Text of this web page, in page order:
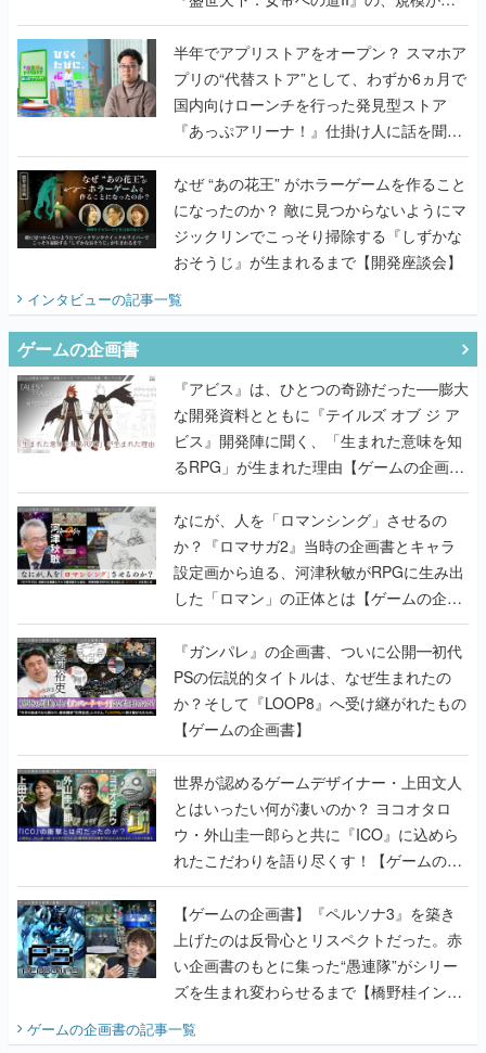
うこだわりをプロデューサーに聞いた
半年でアプリストアをオープン？ スマホア
プリの“代替ストア”として、わずか6ヵ月で
国内向けローンチを行った発見型ストア
『あっぷアリーナ！』仕掛け人に話を聞い
てみた
なぜ “あの花王” がホラーゲームを作ること
になったのか？ 敵に見つからないようにマ
ジックリンでこっそり掃除する『しずかな
おそうじ』が生まれるまで【開発座談会】
インタビューの記事一覧
ゲームの企画書
『アビス』は、ひとつの奇跡だった──膨大
な開発資料とともに『テイルズ オブ ジ ア
ビス』開発陣に聞く、「生まれた意味を知
るRPG」が生まれた理由【ゲームの企画
書】
なにが、人を「ロマンシング」させるの
か？『ロマサガ2』当時の企画書とキャラ
設定画から迫る、河津秋敏がRPGに生み出
した「ロマン」の正体とは【ゲームの企画
書】
『ガンパレ』の企画書、ついに公開━初代
PSの伝説的タイトルは、なぜ生まれたの
か？そして『LOOP8』へ受け継がれたもの
【ゲームの企画書】
世界が認めるゲームデザイナー・上田文人
とはいったい何が凄いのか？ ヨコオタロ
ウ・外山圭一郎らと共に『ICO』に込めら
れたこだわりを語り尽くす！【ゲームの企
画書】
【ゲームの企画書】『ペルソナ3』を築き
上げたのは反骨心とリスペクトだった。赤
い企画書のもとに集った“愚連隊”がシリー
ズを生まれ変わらせるまで【橋野桂インタ
ゲームの企画書の記事一覧